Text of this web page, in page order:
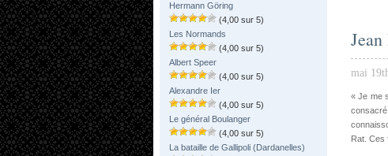
Hermann Göring
(4,00 sur 5)
Les Normands
(4,00 sur 5)
Albert Speer
(4,00 sur 5)
Alexandre Ier
(4,00 sur 5)
Le général Boulanger
(4,00 sur 5)
La bataille de Gallipoli (Dardanelles)
mai
« Je me
Rat. Ces